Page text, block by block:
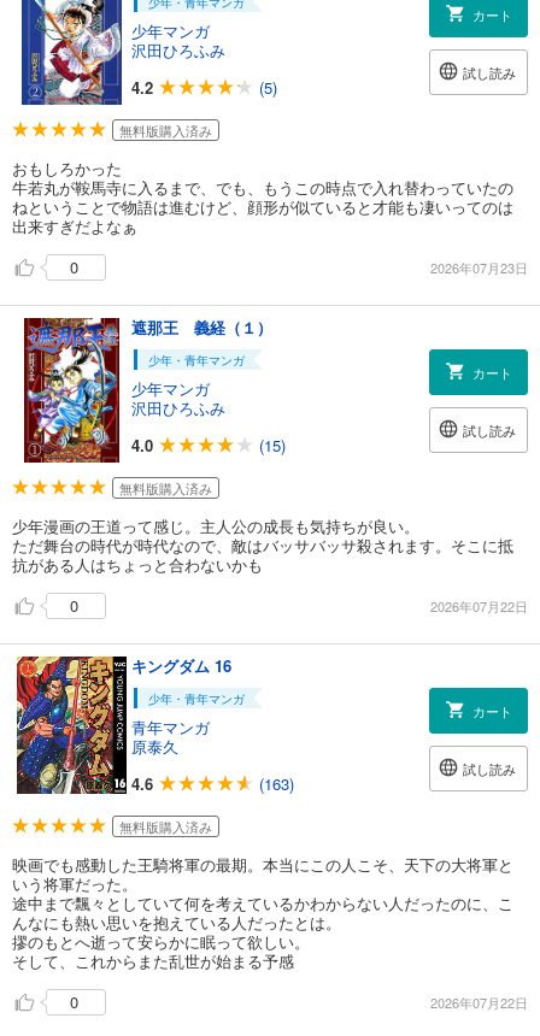
少年マンガ
沢田ひろふみ
4.2
(5)
カート
試し読み
無料版購入済み
おもしろかった
牛若丸が鞍馬寺に入るまで、でも、もうこの時点で入れ替わっていたの
ねということで物語は進むけど、顔形が似ていると才能も凄いってのは
出来すぎだよなぁ
0
2026年07月23日
遮那王 義経（１）
少年・青年マンガ
少年マンガ
沢田ひろふみ
4.0
(15)
カート
試し読み
無料版購入済み
少年漫画の王道って感じ。主人公の成長も気持ちが良い。
ただ舞台の時代が時代なので、敵はバッサバッサ殺されます。そこに抵
抗がある人はちょっと合わないかも
0
2026年07月22日
キングダム 16
少年・青年マンガ
青年マンガ
原泰久
4.6
(163)
カート
試し読み
無料版購入済み
映画でも感動した王騎将軍の最期。本当にこの人こそ、天下の大将軍と
いう将軍だった。
途中まで飄々としていて何を考えているかわからない人だったのに、こ
んなにも熱い思いを抱えている人だったとは。
摎のもとへ逝って安らかに眠って欲しい。
そして、これからまた乱世が始まる予感
0
2026年07月22日